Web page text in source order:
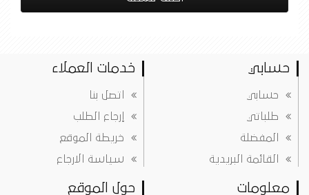
حسابي
حسابي
طلباتي
المفضلة
القائمة البريدية
خدمات العملاء
اتصل بنا
إرجاع الطلب
خريطة الموقع
سياسة الارجاع
معلومات حول الموقع